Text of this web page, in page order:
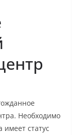
Необходимо
статус